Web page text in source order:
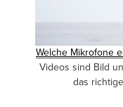
Welche Mikrofone
Videos sind Bild
das